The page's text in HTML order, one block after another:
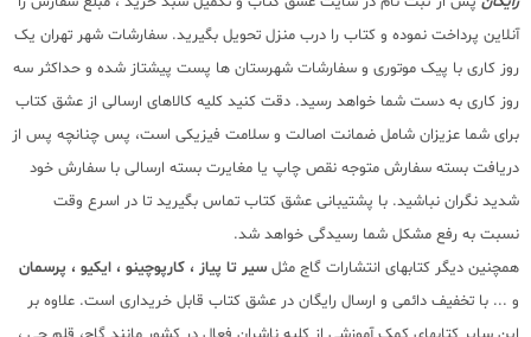
آنلاین پرداخت نموده و کتاب را درب منزل تحویل بگیرید. سفارشات شهر تهران یک
روز کاری با پیک موتوری و سفارشات شهرستان ها پست پیشتاز شده و حداکثر سه
روز کاری به دست شما خواهد رسید. دقت کنید کلیه کالاهای ارسالی از عشق کتاب
برای شما عزیزان شامل ضمانت اصالت و سلامت فیزیکی است، پس چنانچه پس از
دریافت بسته سفارش متوجه نقص چاپ یا مغایرت بسته ارسالی با سفارش خود
شدید نگران نباشید. با پشتیبانی عشق کتاب تماس بگیرید تا در اسرع وقت
نسبت به رفع مشکل شما رسیدگی خواهد شد.
همچنین دیگر کتابهای انتشارات گاج مثل سیر تا پیاز ، کارپوچینو ، ایکیو ، پرسمان
و ... با تخفیف دائمی و ارسال رایگان در عشق کتاب قابل خریداری است. علاوه بر